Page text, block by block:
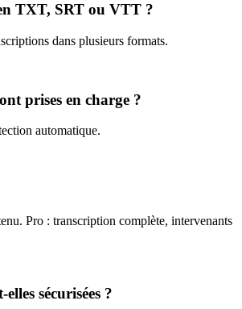
TXT, SRT ou VTT ?
dans plusieurs formats.
prises en charge ?
automatique.
Pro : transcription complète, intervenants
sécurisées ?